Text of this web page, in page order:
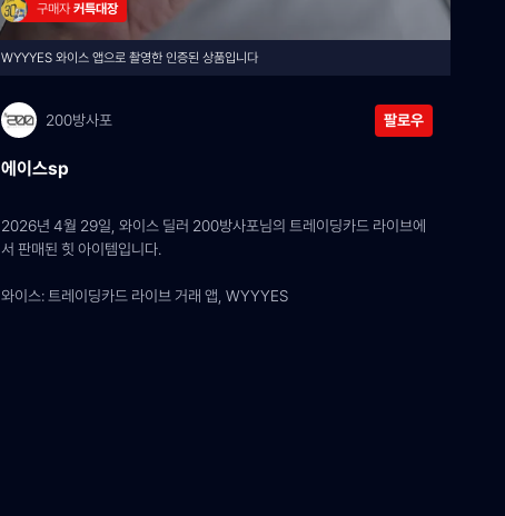
구매자 커특대장
WYYYES 와이스 앱으로 촬영한 인증된 상품입니다
200방사포 팔로우
에이스sp
2026년 4월 29일, 와이스 딜러 200방사포님의 트레이딩카드 라이브에
서 판매된 힛 아이템입니다.
와이스: 트레이딩카드 라이브 거래 앱, WYYYES